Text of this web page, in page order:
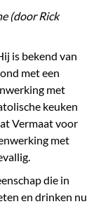
(door Rick
is bekend van
met een
met
keuken
Vermaat voor
met
die in
en drinken nu